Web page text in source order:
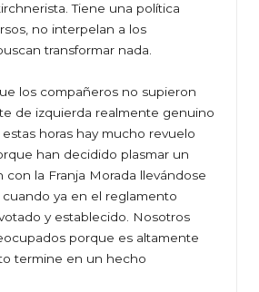
Tiene una política
no interpelan a los
transformar nada.
los compañeros no supieron
de izquierda realmente genuino
horas hay mucho revuelo
han decidido plasmar un
la Franja Morada llevándose
cuando ya en el reglamento
y establecido. Nosotros
porque es altamente
termine en un hecho